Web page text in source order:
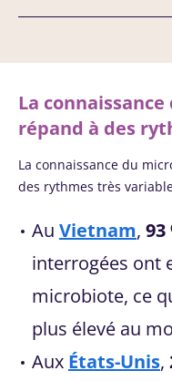
La
répand à des
La connaissance du
des rythmes très
Au Vietnam, 93
interrogées ont
microbiote, ce
plus élevé au
Aux États-Unis,